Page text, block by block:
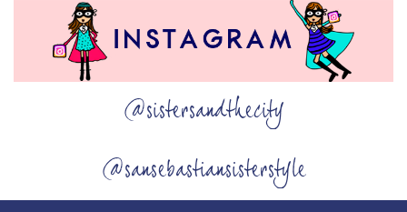
@sistersandthecity
@sansebastiansisterstyle